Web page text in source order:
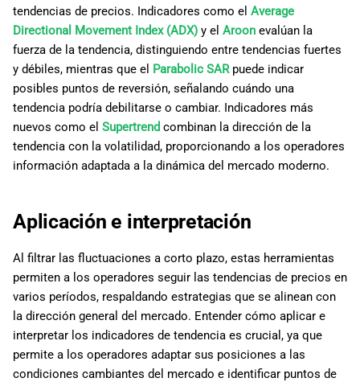
tendencias de precios. Indicadores como el Average
Directional Movement Index (ADX) y el Aroon evalúan la
fuerza de la tendencia, distinguiendo entre tendencias fuertes
y débiles, mientras que el Parabolic SARpuede indicar
posibles puntos de reversión, señalando cuándo una
tendencia podría debilitarse o cambiar. Indicadores más
nuevos como el Supertrend combinan la dirección de la
tendencia con la volatilidad, proporcionando a los operadores
información adaptada a la dinámica del mercado moderno.
Aplicación e interpretación
Al filtrar las fluctuaciones a corto plazo, estas herramientas
permiten a los operadores seguir las tendencias de precios en
varios períodos, respaldando estrategias que se alinean con
la dirección general del mercado. Entender cómo aplicar e
interpretar los indicadores de tendencia es crucial, ya que
permite a los operadores adaptar sus posiciones a las
condiciones cambiantes del mercado e identificar puntos de